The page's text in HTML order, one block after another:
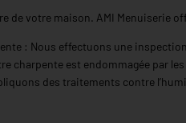
de votre maison. AMI
: Nous effectuons une
charpente est endommagée par
des traitements contre